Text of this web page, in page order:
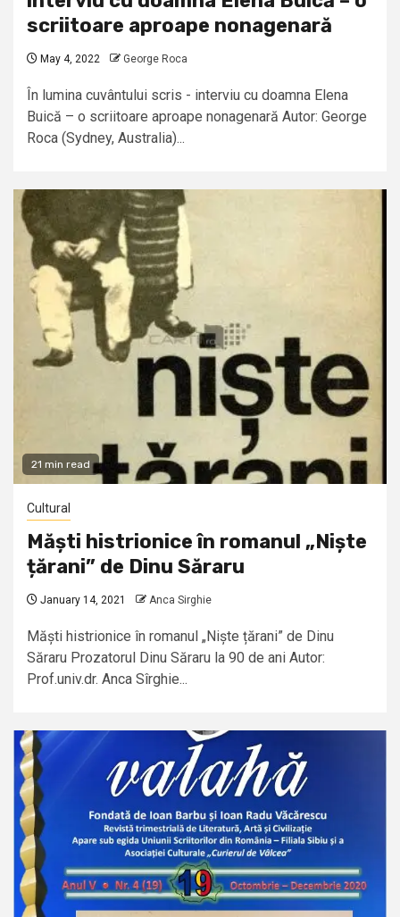
scriitoare aproape nonagenară
May 4, 2022 George Roca
În lumina cuvântului scris - interviu cu doamna Elena
Buică – o scriitoare aproape nonagenară Autor: George
Roca (Sydney, Australia)...
21 min read
Cultural
Măști histrionice în romanul „Niște
țărani” de Dinu Săraru
January 14, 2021 Anca Sirghie
Măști histrionice în romanul „Niște țărani” de Dinu
Săraru Prozatorul Dinu Săraru la 90 de ani Autor:
Prof.univ.dr. Anca Sîrghie...